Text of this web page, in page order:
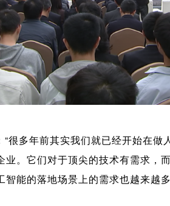
很多年前其实我们就已经开始在
。它们对于顶尖的技术有需求，
能的落地场景上的需求也越来越